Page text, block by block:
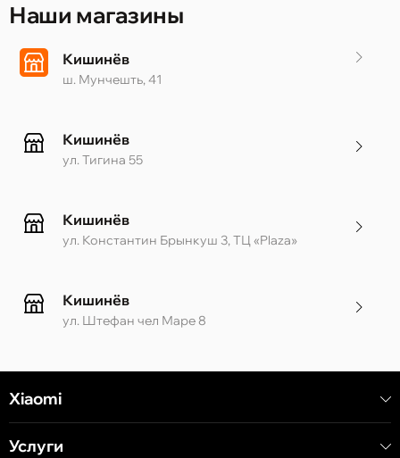
Наши магазины
Кишинёв
ш. Мунчешть, 41
Кишинёв
ул. Тигина 55
Кишинёв
ул. Константин Брынкуш 3, ТЦ «Plaza»
Кишинёв
ул. Штефан чел Маре 8
Xiaomi
Услуги